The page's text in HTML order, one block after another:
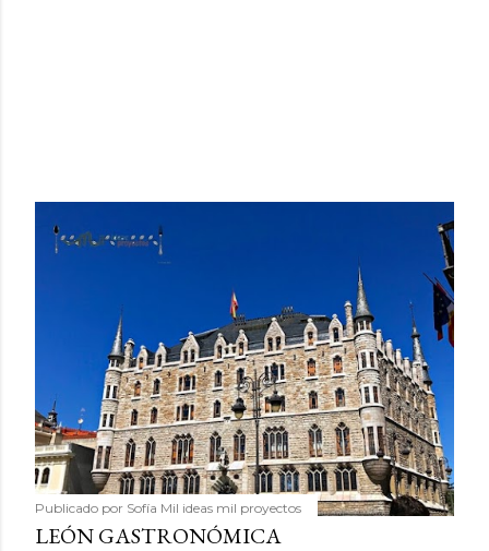
Publicado por Sofía Mil ideas mil proyectos
LEÓN GASTRONÓMICA